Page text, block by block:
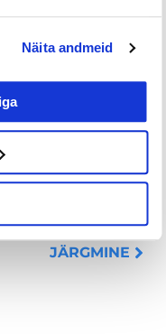
Näita andmeid
JÄRGMINE